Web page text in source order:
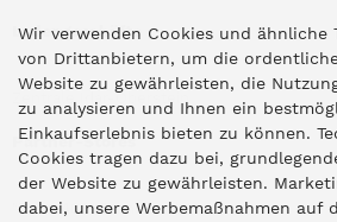
Ladengeschäfte
Zentrale Idar-Oberstein
Partner-Stores
"Deko 409" Bernkastel-Kues
Wir verwenden Cookies und ähnliche
von Drittanbietern, um die
Website zu gewährleisten, die
zu analysieren und Ihnen ein
Einkaufserlebnis bieten zu können.
Cookies tragen dazu bei,
der Website zu gewährleisten.
dabei, unsere Werbemaßnahmen auf